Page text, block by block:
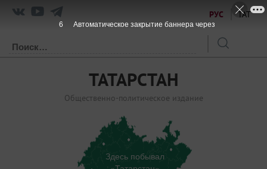
РУС ТАТ
ТАТАРСТАН
Общественно-политическое издание
Здесь побывал
6 Автоматическое закрытие баннера через